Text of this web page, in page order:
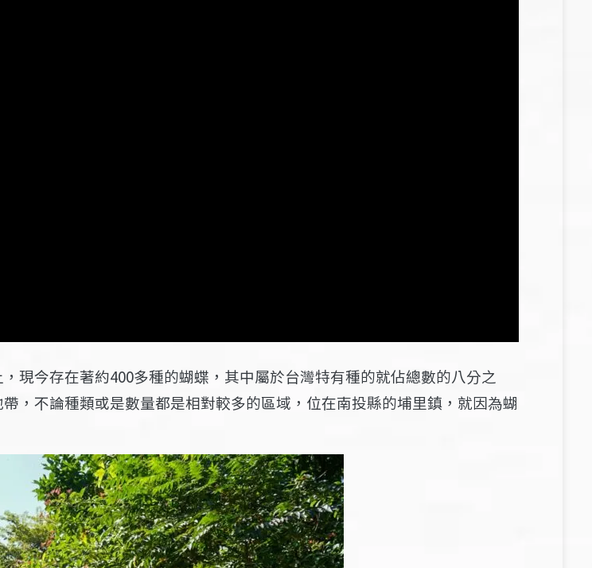
現今存在著約400多種的蝴蝶，其中屬於台灣特有種的就佔總數的八分之
，不論種類或是數量都是相對較多的區域，位在南投縣的埔里鎮，就因為蝴